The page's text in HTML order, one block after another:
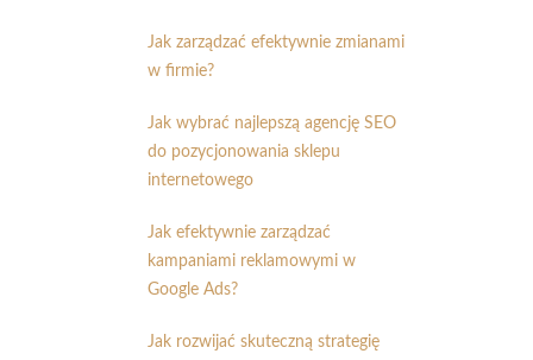
Jak zarządzać efektywnie zmianami
w firmie?
Jak wybrać najlepszą agencję SEO
do pozycjonowania sklepu
internetowego
Jak efektywnie zarządzać
kampaniami reklamowymi w
Google Ads?
Jak rozwijać skuteczną strategię